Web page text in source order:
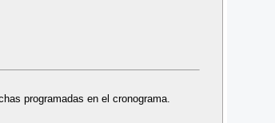
programadas en el cronograma.